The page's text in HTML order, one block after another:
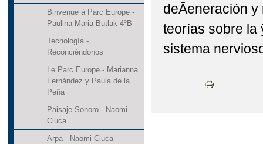
Binvenue à Parc Europe -
Paulina Maria Butlak 4ºB
Tecnología -
Reconciéndonos
Le Parc Europe - Marianna
Fernández y Paula de la
Peña
Paisaje Sonoro - Naomi
Ciuca
Arpa - Naomi Ciuca
deĀeneración
teorías sobre la
sistema